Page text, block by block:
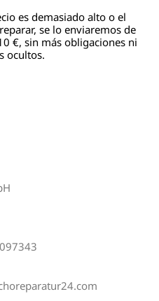
es demasiado alto o el
se lo enviaremos de
€, sin más obligaciones ni
ocultos.